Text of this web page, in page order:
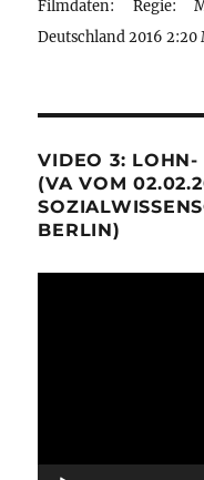
Filmdaten: Regie:
Deutschland 2016
VIDEO 3: LOHN-
(VA VOM
BERLIN)